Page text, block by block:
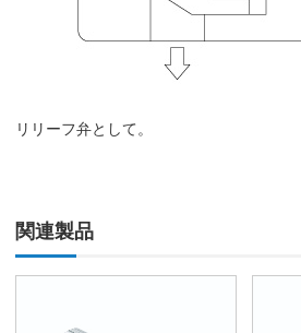
リリーフ弁として。
関連製品